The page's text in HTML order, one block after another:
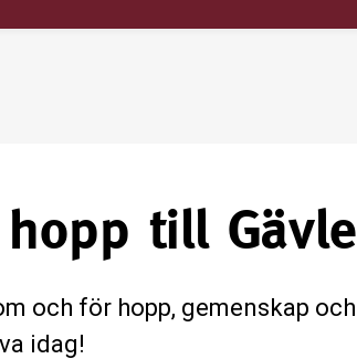
till Gävle
och för hopp, gemenskap och
idag!